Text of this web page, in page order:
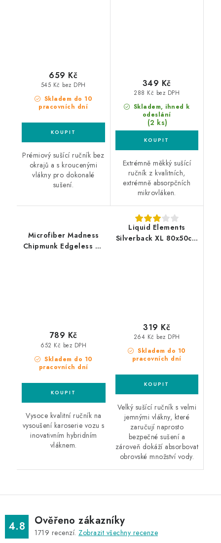
Skladem do 10
pracovních dní
545 Kč bez DPH
659 Kč
Prémiový sušící ručník bez
okrajů a s kroucenými
vlákny pro dokonalé
sušení.
Skladem, ihned k
odeslání
(2 ks)
288 Kč bez DPH
349 Kč
Extrémně měkký sušící
ručník z kvalitních,
extrémně absorpčních
mikrovláken.
Microfiber Madness
Chipmunk Edgeless XL
Skladem do 10
pracovních dní
652 Kč bez DPH
789 Kč
Vysoce kvalitní ručník na
vysoušení karoserie vozu s
inovativním hybridním
vláknem.
Liquid Elements
Silverback XL 80x50cm
Skladem do 10
pracovních dní
264 Kč bez DPH
319 Kč
Velký sušící ručník s velmi
jemnými vlákny, které
zaručují naprosto
bezpečné sušení a
zároveň dokáží absorbovat
obrovské množství vody.
4.8 Ověřeno zákazníky
1719 recenzí. Zobrazit všechny recenze